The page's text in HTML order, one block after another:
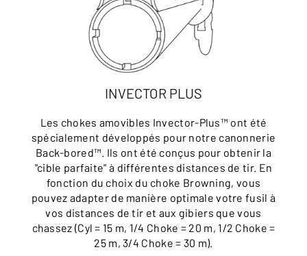
INVECTOR PLUS
Les chokes amovibles Invector-Plus™ ont été
spécialement développés pour notre canonnerie
Back-bored™. Ils ont été conçus pour obtenir la
"cible parfaite" à différentes distances de tir. En
fonction du choix du choke Browning, vous
pouvez adapter de manière optimale votre fusil à
vos distances de tir et aux gibiers que vous
chassez (Cyl = 15 m, 1/4 Choke = 20 m, 1/2 Choke =
25 m, 3/4 Choke = 30 m).